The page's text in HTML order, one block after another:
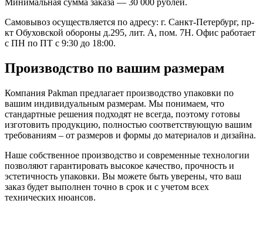
Самовывоз осуществляется по адресу: г. Санкт-Петербург, пр-
кт Обуховской обороны д.295, лит. А, пом. 7Н. Офис работает
с ПН по ПТ с 9:30 до 18:00.
Производство по вашим размерам
Компания Pakman предлагает производство упаковки по
вашим индивидуальным размерам. Мы понимаем, что
стандартные решения подходят не всегда, поэтому готовы
изготовить продукцию, полностью соответствующую вашим
требованиям – от размеров и формы до материалов и дизайна.
Наше собственное производство и современные технологии
позволяют гарантировать высокое качество, прочность и
эстетичность упаковки. Вы можете быть уверены, что ваш
заказ будет выполнен точно в срок и с учетом всех
технических нюансов.